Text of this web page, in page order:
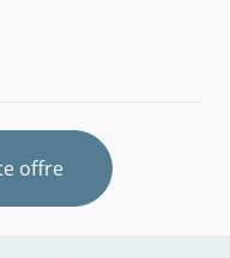
offre